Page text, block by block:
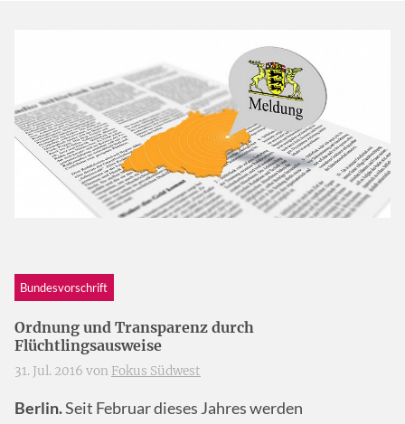
Bundesvorschrift
Ordnung und Transparenz durch
Flüchtlingsausweise
31. Jul. 2016 von Fokus Südwest
Berlin.Seit Februar dieses Jahres werden